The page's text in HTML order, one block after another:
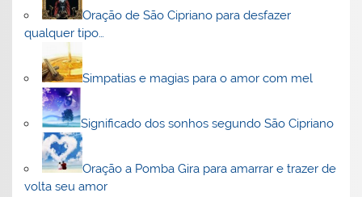
Oração de São Cipriano para desfazer
qualquer tipo…
Simpatias e magias para o amor com mel
Significado dos sonhos segundo São Cipriano
Oração a Pomba Gira para amarrar e trazer de
volta seu amor